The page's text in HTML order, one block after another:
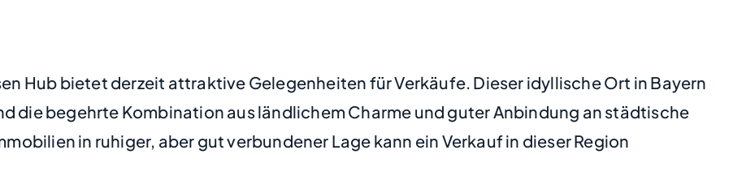
Hub bietet derzeit attraktive Gelegenheiten für Verkäufe. Dieser idyllische Ort in Bayern
die begehrte Kombination aus ländlichem Charme und guter Anbindung an städtische
in ruhiger, aber gut verbundener Lage kann ein Verkauf in dieser Region